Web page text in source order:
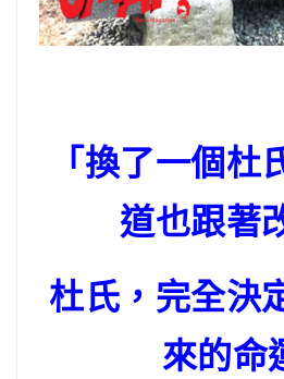
「換了一個杜
道也跟著
杜氏，完全決
來的命